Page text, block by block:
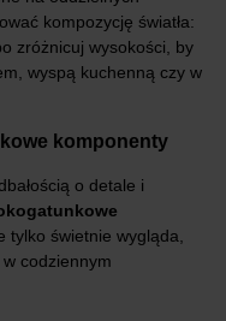
kompozycję światła:
zróżnicuj wysokości, by
wyspą kuchenną czy w
komponenty
o detale i
tylko świetnie wygląda,
codziennym